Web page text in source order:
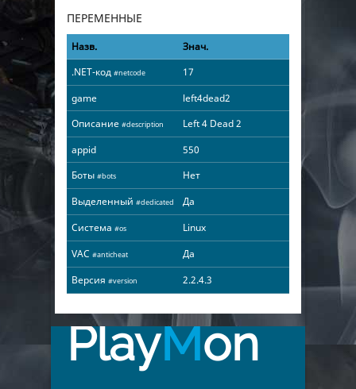
ПЕРЕМЕННЫЕ
Назв.
Знач.
.NET-код #netcode
17
game
left4dead2
Описание #description
Left 4 Dead 2
appid
550
Боты #bots
Нет
Выделенный #dedicated
Да
Система #os
Linux
VAC #anticheat
Да
Версия #version 2.2.4.3
PlayMon